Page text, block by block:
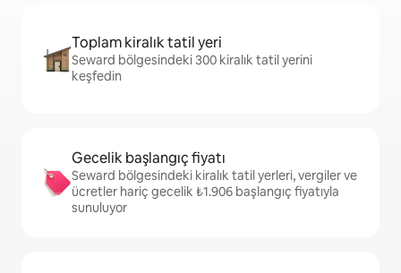
Toplam kiralık tatil yeri
Seward bölgesindeki 300 kiralık tatil yerini
keşfedin
Gecelik başlangıç fiyatı
Seward bölgesindeki kiralık tatil yerleri, vergiler ve
ücretler hariç gecelik ₺1.906 başlangıç fiyatıyla
sunuluyor